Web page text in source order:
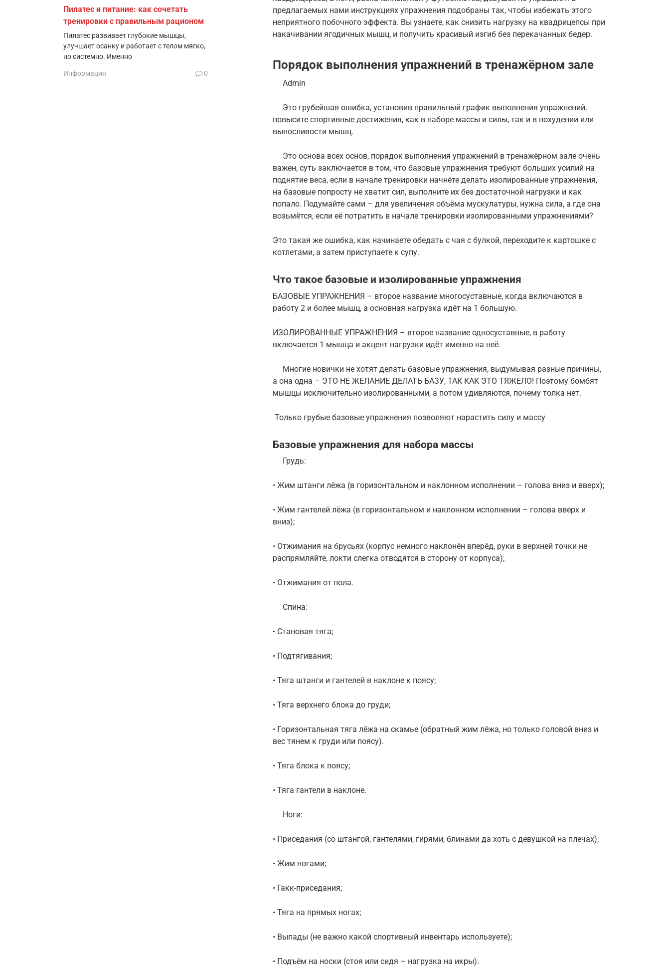
предлагаемых нами инструкциях упражнения подобраны так, чтобы избежать этого
неприятного побочного эффекта. Вы узнаете, как снизить нагрузку на квадрицепсы при
накачивании ягодичных мышц, и получить красивый изгиб без перекачанных бедер.
Порядок выполнения упражнений в тренажёрном зале
Admin
Это грубейшая ошибка, установив правильный график выполнения упражнений,
повысите спортивные достижения, как в наборе массы и силы, так и в похудении или
выносливости мышц.
Это основа всех основ, порядок выполнения упражнений в тренажёрном зале очень
важен, суть заключается в том, что базовые упражнения требуют больших усилий на
поднятие веса, если в начале тренировки начнёте делать изолированные упражнения,
на базовые попросту не хватит сил, выполните их без достаточной нагрузки и как
попало. Подумайте сами – для увеличения объёма мускулатуры, нужна сила, а где она
возьмётся, если её потратить в начале тренировки изолированными упражнениями?
Это такая же ошибка, как начинаете обедать с чая с булкой, переходите к картошке с
котлетами, а затем приступаете к супу.
Что такое базовые и изолированные упражнения
БАЗОВЫЕ УПРАЖНЕНИЯ – второе название многосуставные, когда включаются в
работу 2 и более мышц, а основная нагрузка идёт на 1 большую.
ИЗОЛИРОВАННЫЕ УПРАЖНЕНИЯ – второе название односуставные, в работу
включается 1 мышца и акцент нагрузки идёт именно на неё.
Многие новички не хотят делать базовые упражнения, выдумывая разные причины,
а она одна – ЭТО НЕ ЖЕЛАНИЕ ДЕЛАТЬ БАЗУ, ТАК КАК ЭТО ТЯЖЕЛО! Поэтому бомбят
мышцы исключительно изолированными, а потом удивляются, почему толка нет.
Только грубые базовые упражнения позволяют нарастить силу и массу
Базовые упражнения для набора массы
Грудь:
• Жим штанги лёжа (в горизонтальном и наклонном исполнении – голова вниз и вверх);
• Жим гантелей лёжа (в горизонтальном и наклонном исполнении – голова вверх и
вниз);
• Отжимания на брусьях (корпус немного наклонён вперёд, руки в верхней точки не
распрямляйте, локти слегка отводятся в сторону от корпуса);
• Отжимания от пола.
Спина:
• Становая тяга;
• Подтягивания;
• Тяга штанги и гантелей в наклоне к поясу;
• Тяга верхнего блока до груди;
• Горизонтальная тяга лёжа на скамье (обратный жим лёжа, но только головой вниз и
вес тянем к груди или поясу).
• Тяга блока к поясу;
• Тяга гантели в наклоне.
Ноги:
• Приседания (со штангой, гантелями, гирями, блинами да хоть с девушкой на плечах);
• Жим ногами;
• Гакк-приседания;
• Тяга на прямых ногах;
• Выпады (не важно какой спортивный инвентарь используете);
• Подъём на носки (стоя или сидя – нагрузка на икры).
Пилатес и питание: как сочетать
тренировки с правильным рационом
Пилатес развивает глубокие мышцы,
улучшает осанку и работает с телом мягко,
но системно. Именно
Информация 0